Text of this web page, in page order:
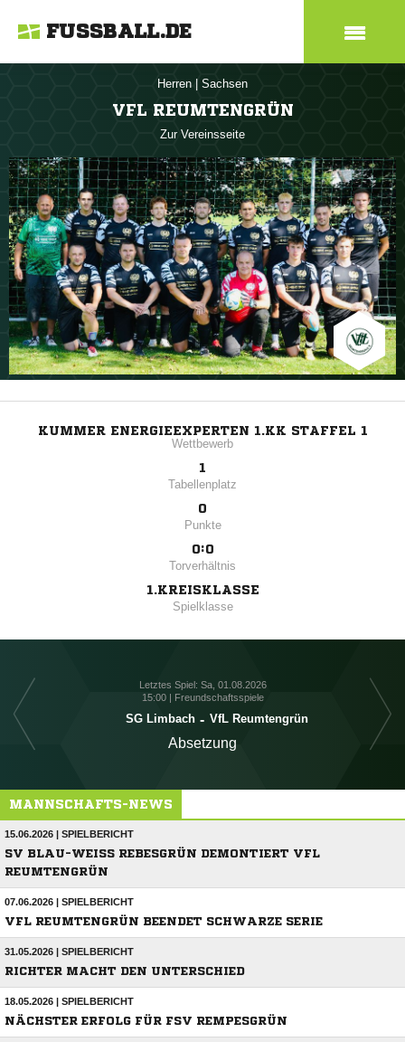
FUSSBALL.DE
Herren Sachsen
VFL REUMTENGRÜN
Zur Vereinsseite
KUMMER ENERGIEEXPERTEN 1.KK STAFFEL 1
Wettbewerb
1
Tabellenplatz
0
Punkte
0:0
Torverhältnis
1.KREISKLASSE
Spielklasse
Letztes Spiel: Sa, 01.08.2026
15:00 | Freundschaftsspiele
SG Limbach - VfL Reumtengrün
Absetzung
MANNSCHAFTS-NEWS
15.06.2026 | SPIELBERICHT
SV BLAU-WEISS REBESGRÜN DEMONTIERT VFL R
EUMTENGRÜN
07.06.2026 | SPIELBERICHT
VFL REUMTENGRÜN BEENDET SCHWARZE SERIE
31.05.2026 | SPIELBERICHT
RICHTER MACHT DEN UNTERSCHIED
18.05.2026 | SPIELBERICHT
NÄCHSTER ERFOLG FÜR FSV REMPESGRÜN